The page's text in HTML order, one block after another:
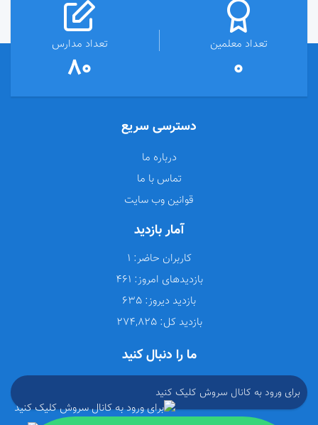
تعداد معلمین
0
تعداد مدارس
80
دسترسی سریع
درباره ما
تماس با ما
قوانین وب سایت
آمار بازدید
کاربران حاضر:
بازدیدهای امروز:
بازدید دیروز:
بازدید کل: 274,825
ما را دنبال کنید
برای ورود به کانال سروش کلیک کنید